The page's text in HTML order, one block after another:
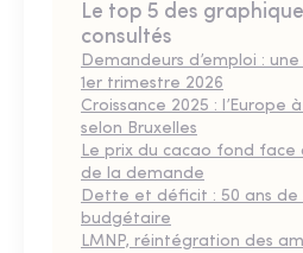
Le top 5 des
consultés
Demandeurs d’emploi :
1er trimestre 2026
Croissance 2025 : l’Europe
selon Bruxelles
Le prix du cacao fond face
de la demande
Dette et déficit : 50 ans de
budgétaire
LMNP, réintégration des